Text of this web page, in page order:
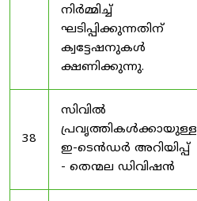
നിർമ്മിച്ച്
ഘടിപ്പിക്കുന്നതിന്
ക്വട്ടേഷനുകൾ
ക്ഷണിക്കുന്നു.
38
സിവിൽ
പ്രവൃത്തികൾക്കായുള്ള
ഇ-ടെൻഡർ അറിയിപ്പ്
- തെന്മല ഡിവിഷൻ